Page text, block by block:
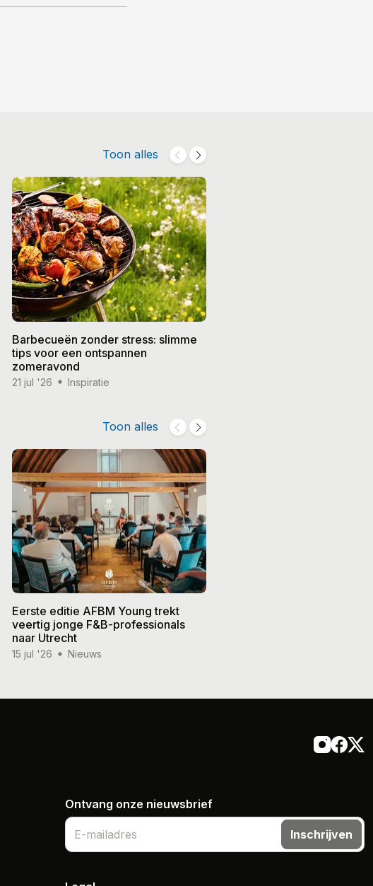
Toon alles
Barbecueën zonder stress: slimme
tips voor een ontspannen
zomeravond
21 jul '26 Inspiratie
Toon alles
Eerste editie AFBM Young trekt
veertig jonge F&B-professionals
naar Utrecht
15 jul '26 Nieuws
Ontvang onze nieuwsbrief
Inschrijven